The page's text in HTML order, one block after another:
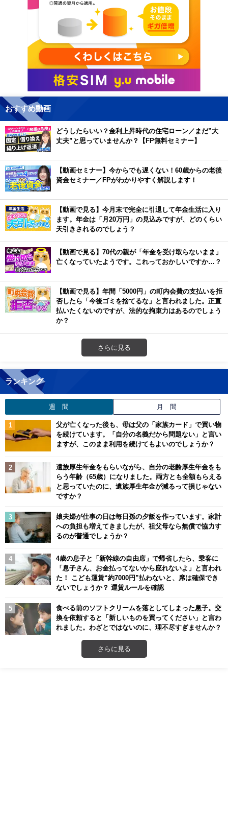
おすすめ動画
どうしたらいい？金利上昇時代の住宅ローン／まだ”大
丈夫”と思っていませんか？【FP無料セミナー】
【動画セミナー】今からでも遅くない！60歳からの老後
資金セミナー／FPがわかりやすく解説します！
【動画で見る】今月末で完全に引退して年金生活に入り
ます。年金は「月20万円」の見込みですが、どのくらい
天引きされるのでしょう？
【動画で見る】70代の親が「年金を受け取らないまま」
亡くなっていたようです。これっておかしいですか…？
【動画で見る】年間「5000円」の町内会費の支払いを拒
否したら「今後ゴミを捨てるな」と言われました。正直
払いたくないのですが、法的な拘束力はあるのでしょう
か？
さらに見る
ランキング
週 間 月 間
父が亡くなった後も、母は父の「家族カード」で買い物
を続けています。「自分の名義だから問題ない」と言い
ますが、このまま利用を続けてもよいのでしょうか？
遺族厚生年金をもらいながら、自分の老齢厚生年金をも
らう年齢（65歳）になりました。両方とも全額もらえる
と思っていたのに、遺族厚生年金が減るって損じゃない
ですか？
娘夫婦が仕事の日は毎日孫の夕飯を作っています。家計
への負担も増えてきましたが、祖父母なら無償で協力す
るのが普通でしょうか？
4歳の息子と「新幹線の自由席」で帰省したら、乗客に
「息子さん、お金払ってないから座れないよ」と言われ
た！ こども運賃“約7000円”払わないと、席は確保でき
ないでしょうか？ 運賃ルールを確認
食べる前のソフトクリームを落としてしまった息子。交
換を依頼すると「新しいものを買ってください」と言わ
れました。わざとではないのに、理不尽すぎませんか？
さらに見る